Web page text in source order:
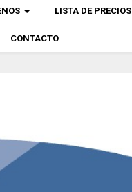
LISTA DE PRECIOS
CONTACTO